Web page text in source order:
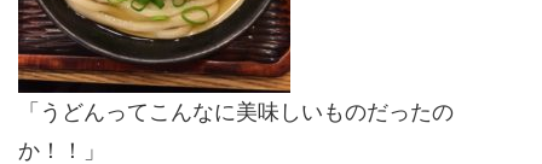
「うどんってこんなに美味しいものだったの
か！！」